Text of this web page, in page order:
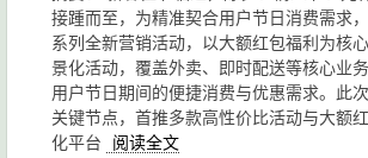
接踵而至，为精准契合用户节日消费需求
系列全新营销活动，以大额红包福利为核
景化活动，覆盖外卖、即时配送等核心业
用户节日期间的便捷消费与优惠需求。此
关键节点，首推多款高性价比活动与大额
化平台
阅读全文